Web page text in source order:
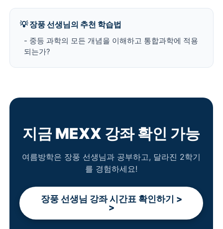
💡 장풍 선생님의 추천 학습법
- 중등 과학의 모든 개념을 이해하고 통합과학에 적용
되는가?
지금 MEXX 강좌 확인 가능
여름방학은 장풍 선생님과 공부하고, 달라진 2학기
를 경험하세요!
장풍 선생님 강좌 시간표 확인하기 >
>